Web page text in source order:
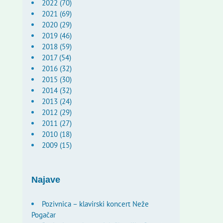
2022 (70)
2021 (69)
2020 (29)
2019 (46)
2018 (59)
2017 (54)
2016 (32)
2015 (30)
2014 (32)
2013 (24)
2012 (29)
2011 (27)
2010 (18)
2009 (15)
Najave
Pozivnica – klavirski koncert Neže
Pogačar